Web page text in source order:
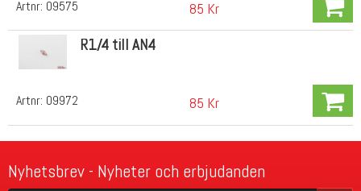
Artnr: 09575 85 Kr
Artnr: 09972
R1/4 till AN4
85 Kr
Nyhetsbrev - Nyheter och erbjudanden